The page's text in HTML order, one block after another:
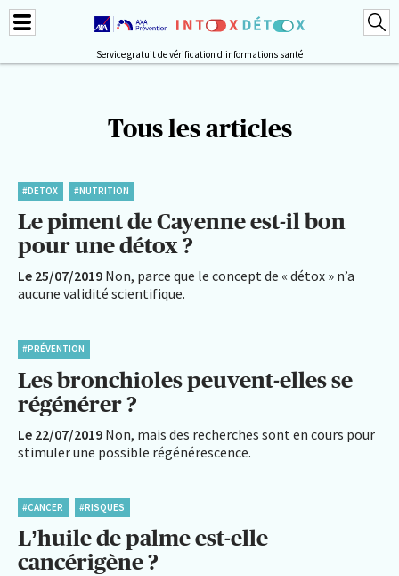
Service gratuit de vérification d'informations santé
Tous les articles
#DETOX #NUTRITION
Le piment de Cayenne est-il bon
pour une détox ?
Le 25/07/2019 Non, parce que le concept de « détox » n’a
aucune validité scientifique.
#PRÉVENTION
Les bronchioles peuvent-elles se
régénérer ?
Le 22/07/2019 Non, mais des recherches sont en cours pour
stimuler une possible régénérescence.
#CANCER #RISQUES
L’huile de palme est-elle
cancérigène ?